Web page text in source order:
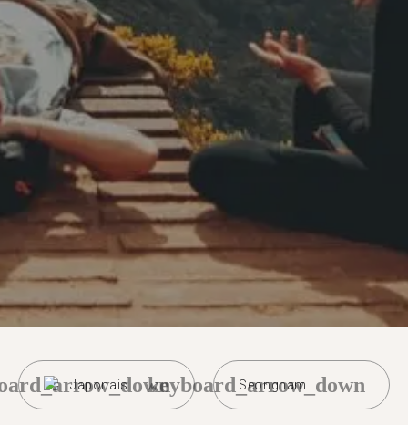
Japonais Seongnam
keyboard_arrow_down